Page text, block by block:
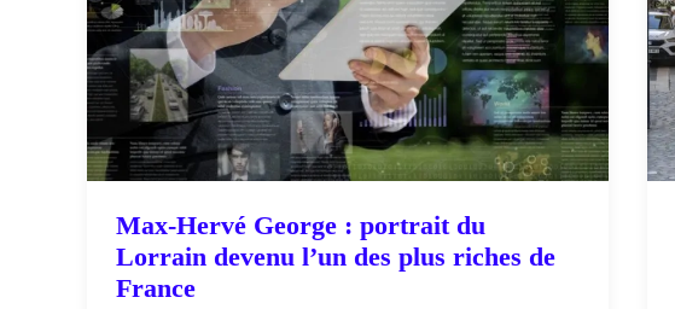
Max-Hervé George : portrait du
Lorrain devenu l’un des plus riches de
France